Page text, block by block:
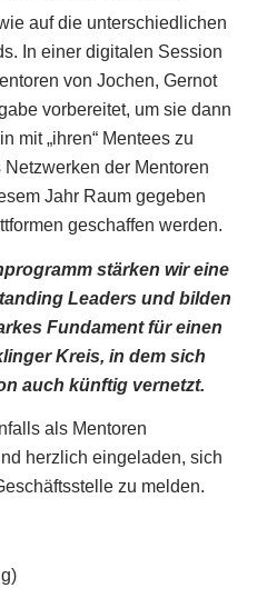
auf die unterschiedlichen
In einer digitalen Session
von Jochen, Gernot
vorbereitet, um sie dann
mit „ihren“ Mentees zu
der Mentoren
Jahr Raum gegeben
geschaffen werden.
stärken wir eine
Leaders und bilden
Fundament für einen
Kreis, in dem sich
auch künftig vernetzt.
als Mentoren
herzlich eingeladen, sich
zu melden.